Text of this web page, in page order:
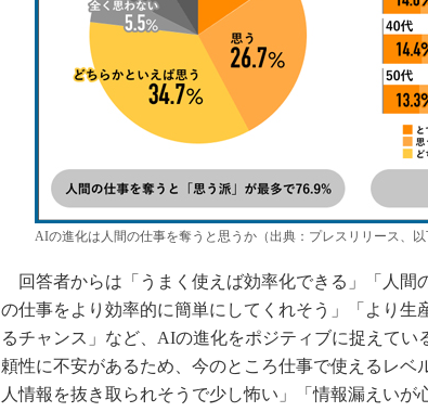
AIの進化は人間の仕事を奪うと思うか（出典：プレスリリース、以
回答者からは「うまく使えば効率化できる」「人間
の仕事をより効率的に簡単にしてくれそう」「より生
るチャンス」など、AIの進化をポジティブに捉えて
頼性に不安があるため、今のところ仕事で使えるレベ
人情報を抜き取られそうで少し怖い」「情報漏えい